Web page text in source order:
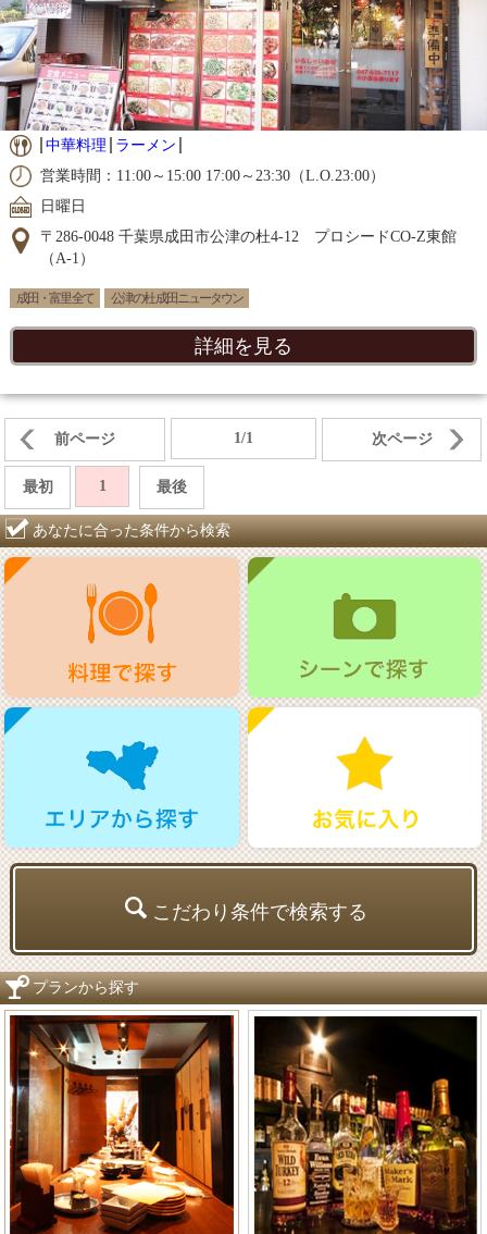
中華料理
ラーメン
営業時間：11:00～15:00 17:00～23:30（L.O.23:00）
日曜日
〒286-0048 千葉県成田市公津の杜4-12 プロシードCO-Z東館
（A-1）
成田・富里 全て 公津の杜 成田ニュータウン
詳細を見る
前ページ 1/1 次ページ
最初 1 最後
あなたに合った条件から検索
こだわり条件で検索する
プランから探す